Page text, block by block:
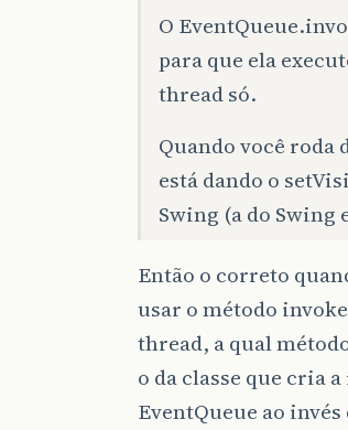
O
para que ela
thread só.
Quando você roda
está dando o
Swing (a do
Então o correto
usar o método
thread, a qual
o da classe que cria
EventQueue ao